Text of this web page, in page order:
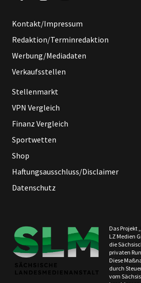
Kontakt/Impressum
Redaktion/Terminredaktion
Werbung/Mediadaten
Verkaufsstellen
Stellenmarkt
VPN Vergleich
Finanz Vergleich
Sportwetten
Shop
Haftungsausschluss/Disclaimer
Datenschutz
Das Projekt
LZ Medien
die
privaten
Diese
durch
vom